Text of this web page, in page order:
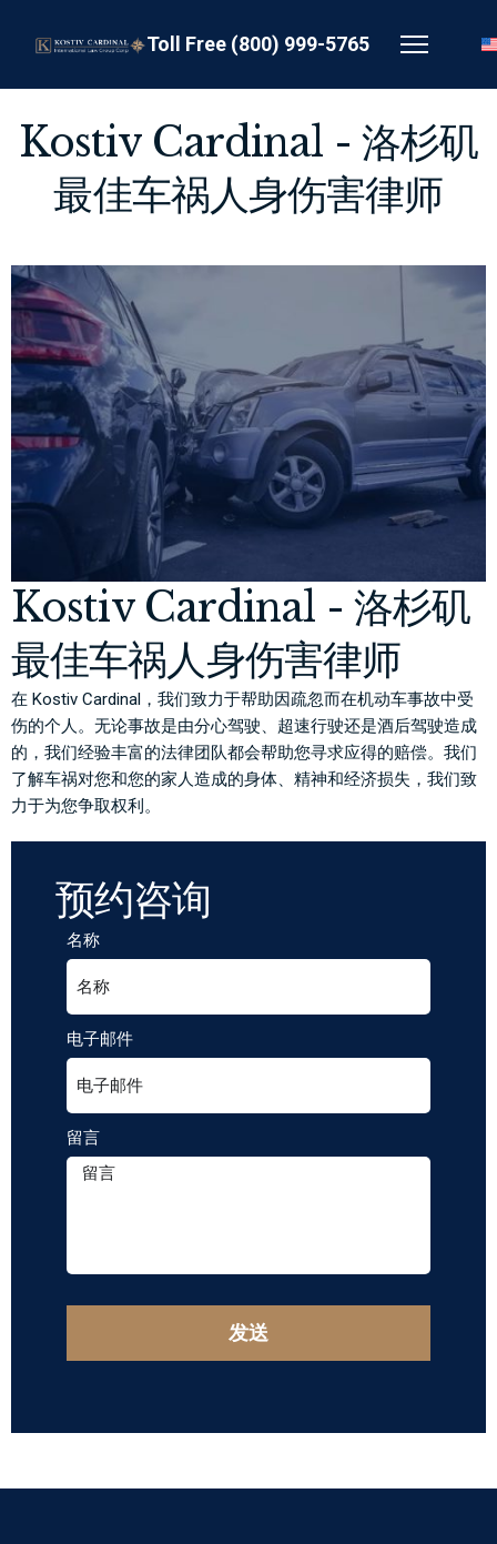
Toll Free (800) 999-5765
Kostiv Cardinal - 洛杉矶
最佳车祸人身伤害律师
Kostiv Cardinal - 洛杉矶
最佳车祸人身伤害律师
在 Kostiv Cardinal，我们致力于帮助因疏忽而在机动车事故中受
伤的个人。无论事故是由分心驾驶、超速行驶还是酒后驾驶造成
的，我们经验丰富的法律团队都会帮助您寻求应得的赔偿。我们
了解车祸对您和您的家人造成的身体、精神和经济损失，我们致
力于为您争取权利。
预约咨询
名称
电子邮件
留言
发送